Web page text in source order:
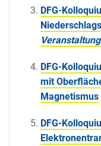
DFG-
DFG-
mit
Magnetismus
DFG-